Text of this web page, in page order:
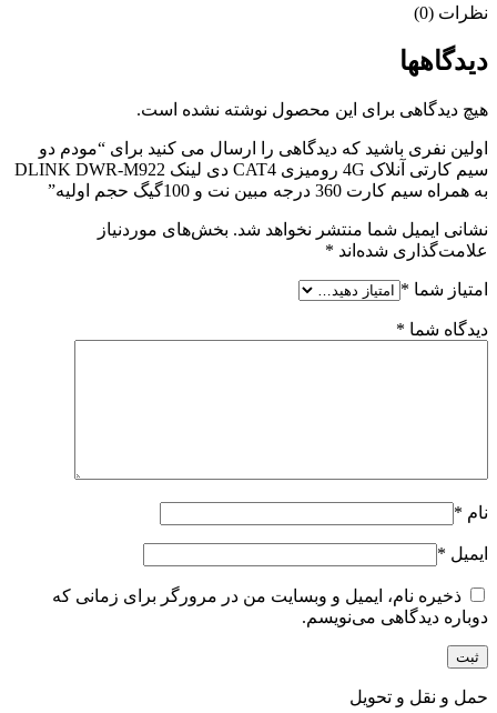
نظرات (0)
دیدگاهها
هیچ دیدگاهی برای این محصول نوشته نشده است.
اولین نفری باشید که دیدگاهی را ارسال می کنید برای “مودم دو
سیم کارتی آنلاک 4G رومیزی CAT4 دی لینک DLINK DWR-M922
به همراه سیم کارت 360 درجه مبین نت و 100گیگ حجم اولیه”
نشانی ایمیل شما منتشر نخواهد شد. بخش‌های موردنیاز
علامت‌گذاری شده‌اند *
امتیاز شما *
دیدگاه شما *
نام *
ایمیل *
ذخیره نام، ایمیل و وبسایت من در مرورگر برای زمانی که
دوباره دیدگاهی می‌نویسم.
حمل و نقل و تحویل